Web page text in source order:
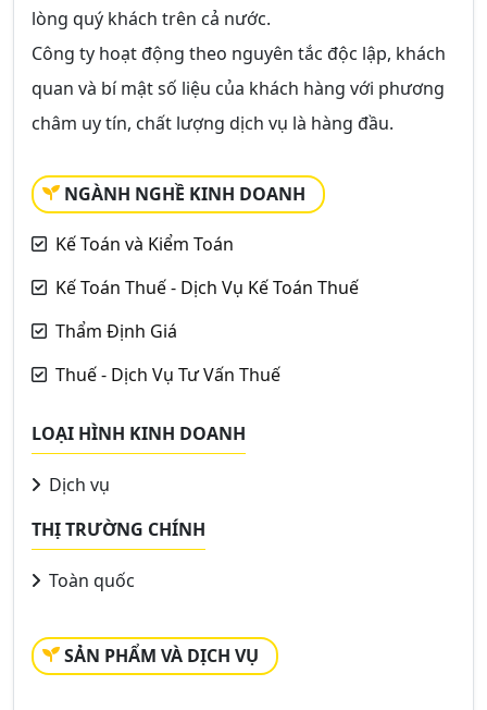
lòng quý khách trên cả nước.
Công ty hoạt động theo nguyên tắc độc lập, khách
quan và bí mật số liệu của khách hàng với phương
châm uy tín, chất lượng dịch vụ là hàng đầu.
NGÀNH NGHỀ KINH DOANH
Kế Toán và Kiểm Toán
Kế Toán Thuế - Dịch Vụ Kế Toán Thuế
Thẩm Định Giá
Thuế - Dịch Vụ Tư Vấn Thuế
LOẠI HÌNH KINH DOANH
Dịch vụ
THỊ TRƯỜNG CHÍNH
Toàn quốc
SẢN PHẨM VÀ DỊCH VỤ